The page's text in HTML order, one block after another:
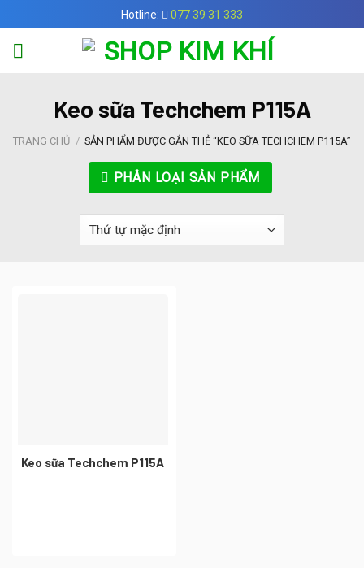
to
content
Hotline: 077 39 31 333
Keo sữa Techchem P115A
TRANG CHỦ / SẢN PHẨM ĐƯỢC GẮN THẺ “KEO SỮA TECHCHEM P115A”
PHÂN LOẠI SẢN PHẨM
Keo sữa Techchem P115A